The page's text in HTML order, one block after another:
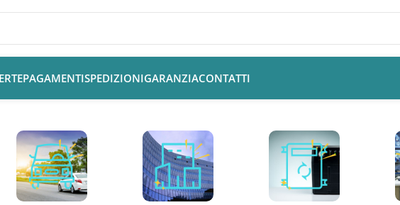
PAGAMENTISPEDIZIONIGARANZIACONTATTI